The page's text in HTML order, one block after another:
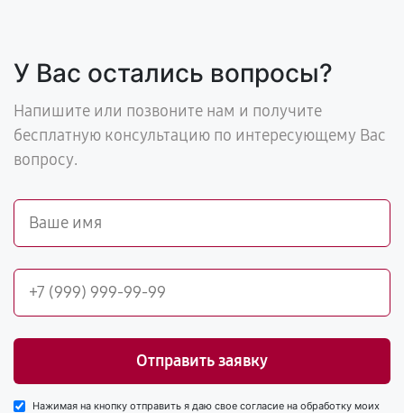
У Вас остались вопросы?
Напишите или позвоните нам и получите
бесплатную консультацию по интересующему Вас
вопросу.
Отправить заявку
Нажимая на кнопку отправить я даю свое согласие на обработку моих